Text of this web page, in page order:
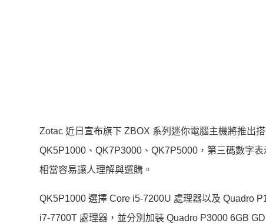
Zotac 近日宣布旗下 ZBOX 系列迷你電腦主機將推出
QK5P1000、QK7P3000、QK7P5000，第三碼數字
相當容易讓人理解與選購。
QK5P1000 選擇 Core i5-7200U 處理器以及 Quadro
i7-7700T 處理器，並分別加裝 Quadro P3000 6GB